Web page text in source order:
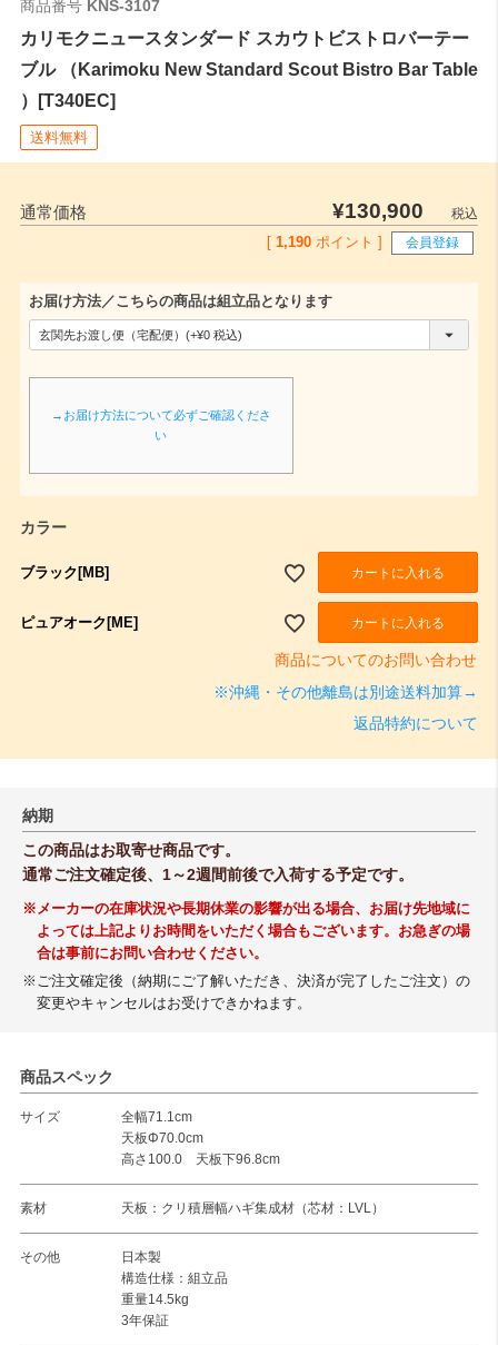
商品番号 KNS-3107
カリモクニュースタンダード スカウトビストロバーテー
ブル （Karimoku New Standard Scout Bistro Bar Table
）[T340EC]
送料無料
通常価格 ¥130,900
税込
[ 1,190 ポイント ] 会員登録
お届け方法／こちらの商品は組立品となります
→お届け方法について必ずご確認くださ
い
カラー
ブラック[MB] カートに入れる
ピュアオーク[ME] カートに入れる
商品についてのお問い合わせ
※沖縄・その他離島は別途送料加算→
返品特約について
納期
この商品はお取寄せ商品です。
通常ご注文確定後、1～2週間前後で入荷する予定です。
※メーカーの在庫状況や長期休業の影響が出る場合、お届け先地域に
よっては上記よりお時間をいただく場合もございます。お急ぎの場
合は事前にお問い合わせください。
※ご注文確定後（納期にご了解いただき、決済が完了したご注文）の
変更やキャンセルはお受けできかねます。
商品スペック
サイズ
全幅71.1cm
天板Φ70.0cm
高さ100.0 天板下96.8cm
素材 天板：クリ積層幅ハギ集成材（芯材：LVL）
その他
日本製
構造仕様：組立品
重量14.5kg
3年保証